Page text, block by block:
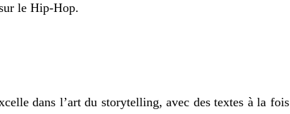
le Hip-Hop.
dans l’art du storytelling, avec des textes à la